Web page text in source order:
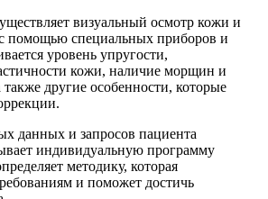
визуальный осмотр кожи и
с помощью специальных приборов и
уровень упругости,
кожи, наличие морщин и
другие особенности, которые
данных и запросов пациента
индивидуальную программу
методику, которая
и поможет достичь